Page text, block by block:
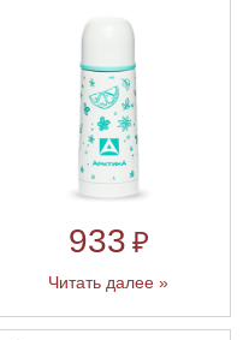
933 ₽
Читать далее »